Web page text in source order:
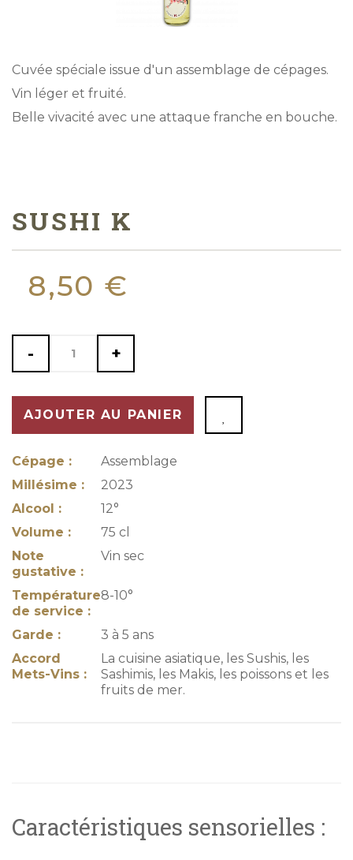
Cuvée spéciale issue d'un assemblage de cépages.
Vin léger et fruité.
Belle vivacité avec une attaque franche en bouche.
SUSHI K
8,50 €
- +
AJOUTER AU PANIER
Cépage :
Assemblage
Millésime :
2023
Alcool :
12°
Volume :
75 cl
Note
gustative :
Vin sec
Température
de service :
8-10°
Garde :
3 à 5 ans
Accord
Mets-Vins :
La cuisine asiatique, les Sushis, les
Sashimis, les Makis, les poissons et les
fruits de mer.
Caractéristiques sensorielles :